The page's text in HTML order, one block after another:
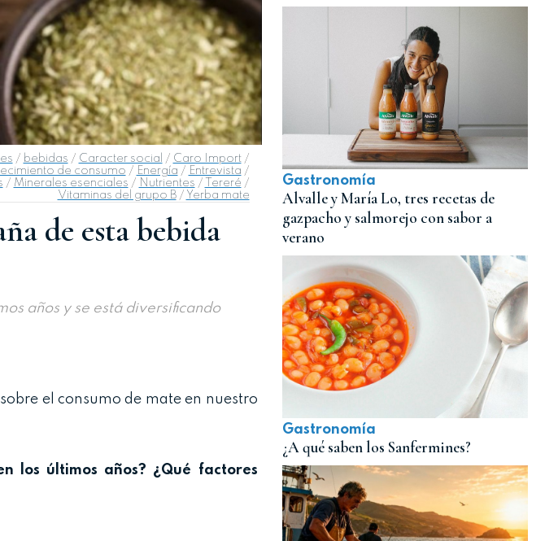
/ bebidas / Caracter social / Caro Import/
de consumo / Energía / Entrevista /
/ Minerales esenciales / Nutrientes / Tereré /
Vitaminas del grupo B/ Yerba mate
de esta bebida
años y se está diversificando
el consumo de mate en nuestro
los últimos años? ¿Qué factores
Gastronomía
Alvalle y María Lo, tres recetas de
gazpacho y salmorejo con sabor a
verano
Gastronomía
¿A qué saben los Sanfermines?